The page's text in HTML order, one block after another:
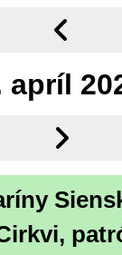
apríl